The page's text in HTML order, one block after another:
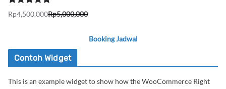
Dinilai5.00 Rp5,000,000
Harga
Rp5,000,000.
Rp4,500,000
Harga
adalah:
Rp4,500,000.
Booking Jadwal
Contoh Widget
This is an example widget to show how the WooCommerce Right